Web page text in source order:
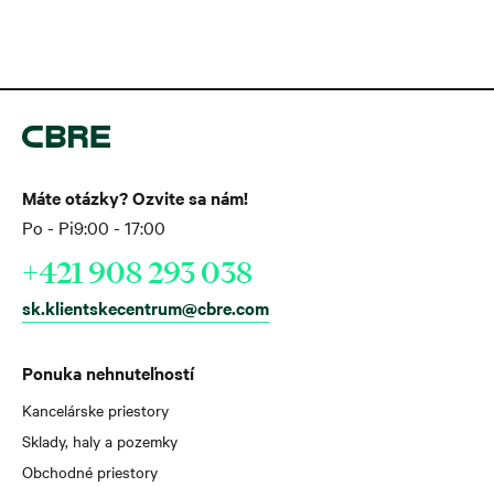
Ponuka nehnuteľností
Kancelárske priestory
Sklady, haly a pozemky
Obchodné priestory
Máte otázky? Ozvite sa nám!
Po - Pi9:00 - 17:00
+421 908 293 038
sk.klientskecentrum@cbre.com